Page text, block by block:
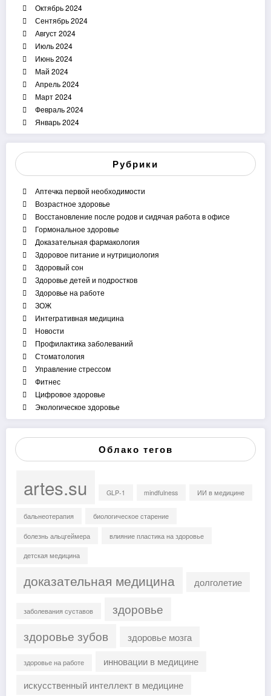
Октябрь 2024
Сентябрь 2024
Август 2024
Июль 2024
Июнь 2024
Май 2024
Апрель 2024
Март 2024
Февраль 2024
Январь 2024
Рубрики
Аптечка первой необходимости
Возрастное здоровье
Восстановление после родов и сидячая работа в офисе
Гормональное здоровье
Доказательная фармакология
Здоровое питание и нутрициология
Здоровый сон
Здоровье детей и подростков
Здоровье на работе
ЗОЖ
Интегративная медицина
Новости
Профилактика заболеваний
Стоматология
Управление стрессом
Фитнес
Цифровое здоровье
Экологическое здоровье
Облако тегов
artes.su GLP-1 mindfulness ИИ в медицине
бальнеотерапия биологическое старение
болезнь альцгеймера влияние пластика на здоровье
детская медицина
доказательная медицина долголетие
заболевания суставов
здоровье
здоровье зубов
здоровье мозга
здоровье на работе
инновации в медицине
искусственный интеллект в медицине